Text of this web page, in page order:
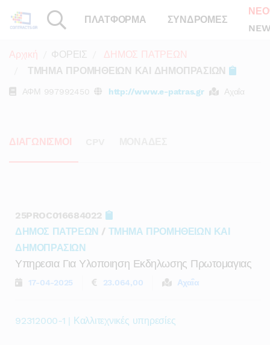
ΠΛΑΤΦΟΡΜΑ ΣΥΝΔΡΟΜΕΣ
Αρχική ΦΟΡΕΙΣ
ΔΗΜΟΣ ΠΑΤΡΕΩΝ
ΤΜΗΜΑ ΠΡΟΜΗΘΕΙΩΝ ΚΑΙ ΔΗΜΟΠΡΑΣΙΩΝ
ΑΦΜ 997992450 http://www.e-patras.gr Αχαΐα
ΔΙΑΓΩΝΙΣΜΟΙ
25PROC016684022
ΔΗΜΟΣ ΠΑΤΡΕΩΝ / ΤΜΗΜΑ ΠΡΟΜΗΘΕΙΩΝ ΚΑΙ
ΔΗΜΟΠΡΑΣΙΩΝ
Υπηρεσια Για Υλοποιηση Εκδηλωσης Πρωτομαγιας
17-04-2025 23.064,00 Αχαΐα
92312000-1 | Καλλιτεχνικές υπηρεσίες